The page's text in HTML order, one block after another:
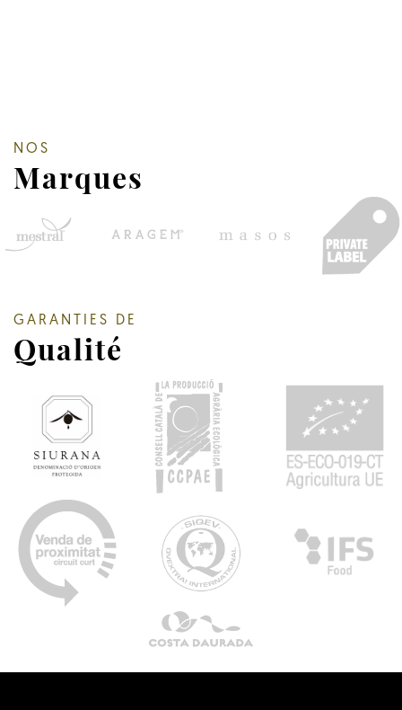
NOS
Marques
GARANTIES DE
Qualité